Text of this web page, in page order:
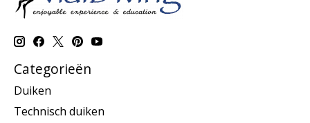
Categorieën
Duiken
Technisch duiken